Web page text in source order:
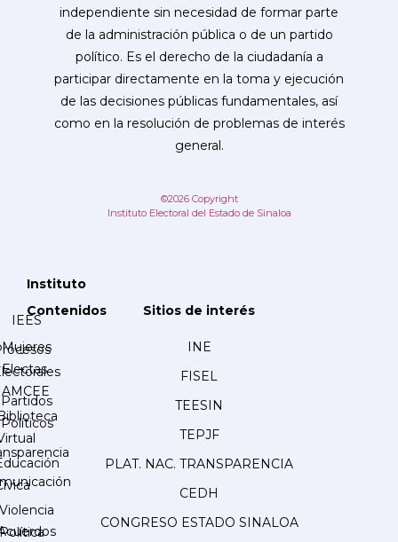
independiente sin necesidad de formar parte
de la administración pública o de un partido
político. Es el derecho de la ciudadanía a
participar directamente en la toma y ejecución
de las decisiones públicas fundamentales, así
como en la resolución de problemas de interés
general.
©2026 Copyright
Instituto Electoral del Estado de Sinaloa
Instituto
IEES
Partidos
Políticos
Contenidos
Mujeres
Electas
AMCEE
Violencia
Política
Sitios de interés
INE
FISEL
TEESIN
TEPJF
PLAT. NAC. TRANSPARENCIA
CEDH
CONGRESO ESTADO SINALOA